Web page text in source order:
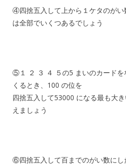
④四捨五入して上から１ケタのが
は全部でいくつあるでしょう
⑤１ ２ ３ ４ ５の5 まいのカードを
くるとき、100 の位を
四捨五入して53000 になる最も大
えましょう
⑥四捨五入して百までのがい数にし